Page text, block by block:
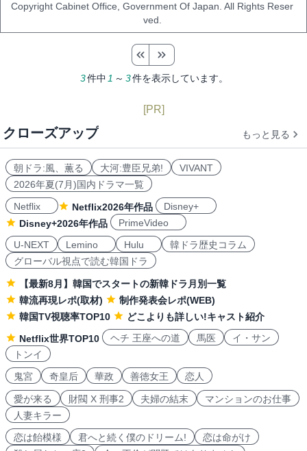
Copyright Cabinet Office, Government Of Japan. All Rights Reser
ved.
3件中 1 ～ 3件を表示しています。
[PR]
クローズアップ もっと見る
朝ドラ:風、薫る 大河:豊臣兄弟!
VIVANT
2026年夏(7月)国内ドラマ一覧
Netflix
Netflix2026年作品
Disney+
Disney+2026年作品
PrimeVideo
U-NEXT
Lemino Hulu
韓ドラ歴史コラム
グローバル視点で読む韓国ドラ
【最新8月】韓国でスタートの新韓ドラ月別一覧
韓流再現レポ(取材)
制作発表会レポ(WEB)
韓国TV視聴率TOP10
どこよりも詳しい!キャスト紹介
Netflix世界TOP10
ヘチ 王座への道 馬医
イ・サン
トンイ
鬼宮
奇皇后 華政 善徳女王 恋人
愛が来る 財閥 X 刑事2 夫婦の結末
マンションのお仕事
人妻キラー
恋は飴模様
君へと続く僕のドリーム!
恋は命がけ